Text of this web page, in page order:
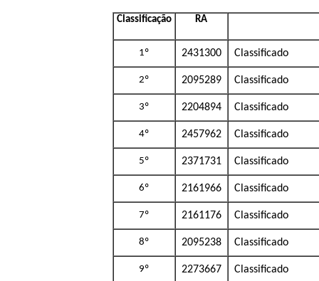
Classificação RA
1º 2431300 Classificado
2º 2095289 Classificado
3º 2204894 Classificado
4º 2457962 Classificado
5º 2371731 Classificado
6º 2161966 Classificado
7º 2161176 Classificado
8º 2095238 Classificado
9º 2273667 Classificado